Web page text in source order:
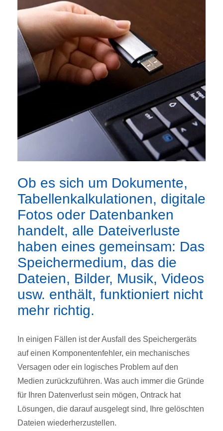
Ob es sich um Dokumente,
Tabellenkalkulationen, digitale
Fotos oder Datenbanken
handelt, alle Dateiverluste
haben eines gemeinsam: Das
Speichermedium, das die
Dateien, Bilder, Musik, Videos
usw. enthält, funktioniert nicht
mehr richtig.
In einigen Fällen ist der Ausfall des Speichergeräts
auf einen Komponentenfehler, ein mechanisches
Versagen oder ein logisches Problem auf den
Medien zurückzuführen. Was auch immer die Gründe
für Ihren Datenverlust sein mögen, Ontrack hat
Lösungen, die darauf ausgelegt sind, Ihre gelöschten
Dateien wiederherzustellen.